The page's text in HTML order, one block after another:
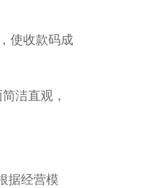
使收款码成
洁直观，
据经营模